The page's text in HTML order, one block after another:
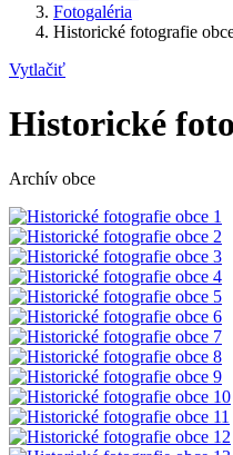
Fotogaléria
Historické fotografie
Vytlačiť
Historické
Archív obce